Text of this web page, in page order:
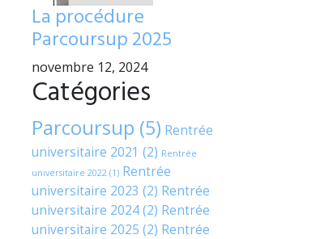
La procédure
Parcoursup 2025
novembre 12, 2024
Catégories
Parcoursup (5) Rentrée
universitaire 2021 (2) Rentrée
universitaire 2022 (1) Rentrée
universitaire 2023 (2) Rentrée
universitaire 2024(2) Rentrée
universitaire 2025 (2) Rentrée